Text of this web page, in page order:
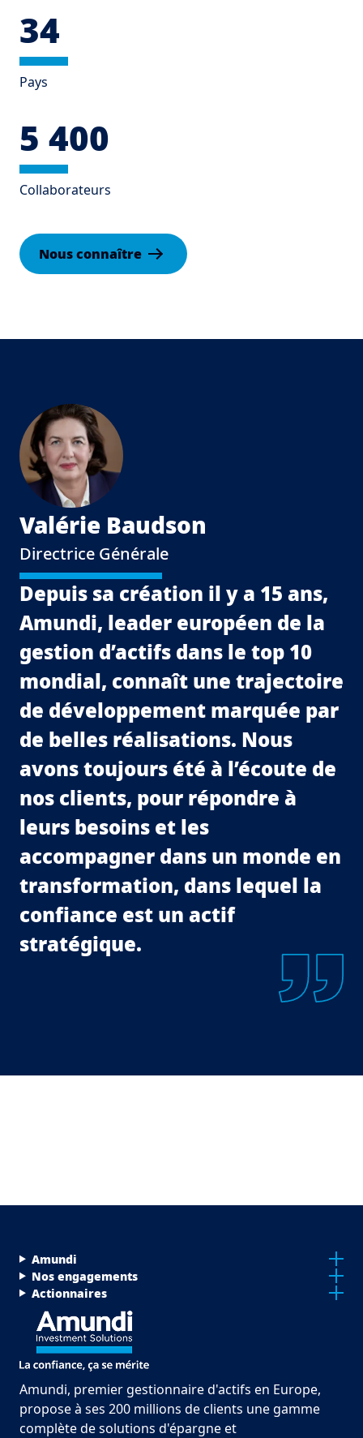
34
Pays
5 400
Collaborateurs
Nous connaître
Valérie Baudson
Directrice Générale
Depuis sa création il y a 15 ans,
Amundi, leader européen de la
gestion d’actifs dans le top 10
mondial, connaît une trajectoire
de développement marquée par
de belles réalisations. Nous
avons toujours été à l’écoute de
nos clients, pour répondre à
leurs besoins et les
accompagner dans un monde en
transformation, dans lequel la
confiance est un actif
stratégique.
Menu Footer Top
Amundi
Nos engagements
Actionnaires
Amundi, premier gestionnaire d'actifs en Europe,
propose à ses 200 millions de clients une gamme
complète de solutions d'épargne et